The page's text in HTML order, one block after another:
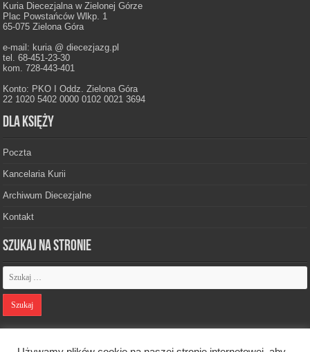
Kuria Diecezjalna w Zielonej Górze
Plac Powstańców Wlkp. 1
65-075 Zielona Góra
e-mail: kuria @ diecezjazg.pl
tel. 68-451-23-30
kom. 728-443-401
Konto: PKO I Oddz. Zielona Góra
22 1020 5402 0000 0102 0021 3694
Dla księży
Poczta
Kancelaria Kurii
Archiwum Diecezjalne
Kontakt
Szukaj na stronie